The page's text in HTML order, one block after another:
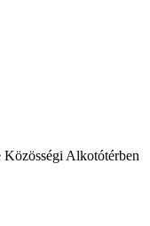
Közösségi Alkotótérben